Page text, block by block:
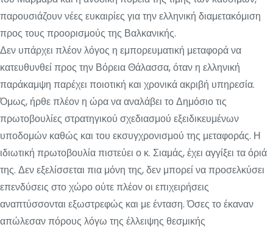
παρουσιάζουν νέες ευκαιρίες για την ελληνική διαμετακόμιση
προς τους προορισμούς της Βαλκανικής.
Δεν υπάρχει πλέον λόγος η εμπορευματική μεταφορά να
κατευθυνθεί προς την Βόρεια Θάλασσα, όταν η ελληνική
παράκαμψη παρέχει ποιοτική και χρονικά ακριβή υπηρεσία.
Όμως, ήρθε πλέον η ώρα να αναλάβει το Δημόσιο τις
πρωτοβουλίες στρατηγικού σχεδιασμού εξειδικευμένων
υποδομών καθώς και του εκσυγχρονισμού της μεταφοράς. Η
ιδιωτική πρωτοβουλία πιστεύει ο κ. Σιαμάς, έχει αγγίξει τα όριά
της. Δεν εξελίσσεται πια μόνη της, δεν μπορεί να προσελκύσει
επενδύσεις στο χώρο ούτε πλέον οι επιχειρήσεις
αναπτύσσονται εξωστρεφώς και με ένταση. Όσες το έκαναν
απώλεσαν πόρους λόγω της έλλειψης θεσμικής